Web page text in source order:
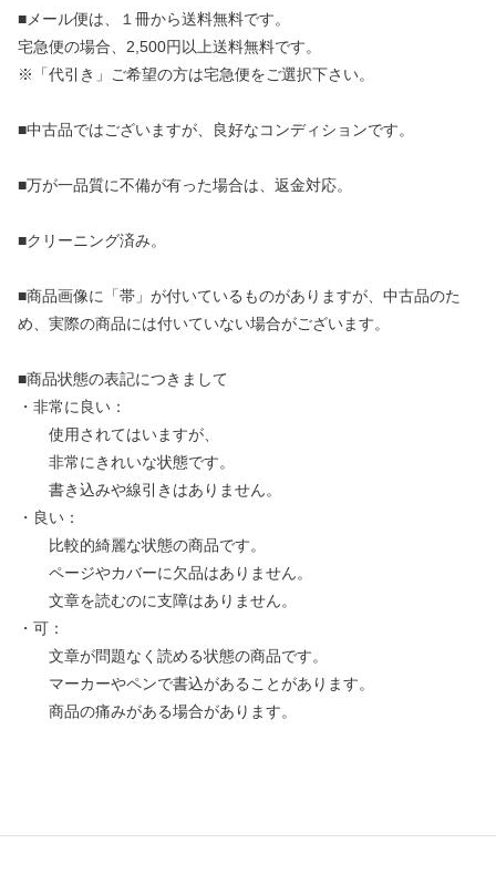
■メール便は、１冊から送料無料です。
宅急便の場合、2,500円以上送料無料です。
※「代引き」ご希望の方は宅急便をご選択下さい。
■中古品ではございますが、良好なコンディションです。
■万が一品質に不備が有った場合は、返金対応。
■クリーニング済み。
■商品画像に「帯」が付いているものがありますが、中古品のた
め、実際の商品には付いていない場合がございます。
■商品状態の表記につきまして
・非常に良い：
使用されてはいますが、
非常にきれいな状態です。
書き込みや線引きはありません。
・良い：
比較的綺麗な状態の商品です。
ページやカバーに欠品はありません。
文章を読むのに支障はありません。
・可：
文章が問題なく読める状態の商品です。
マーカーやペンで書込があることがあります。
商品の痛みがある場合があります。